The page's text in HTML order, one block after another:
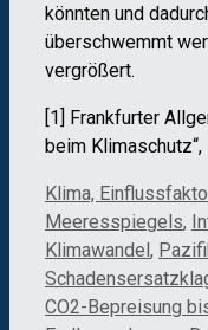
könnten und
überschwemmt
vergrößert.
[1] Frankfurter
beim
Kategorien
Klima,
Meeresspiegels,
Klimawandel ,
CO2-Bepreisung